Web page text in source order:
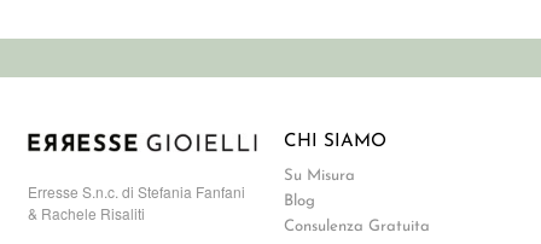
Erresse S.n.c. di Stefania Fanfani
& Rachele Risaliti
CHI SIAMO
Su Misura
Blog
Consulenza Gratuita